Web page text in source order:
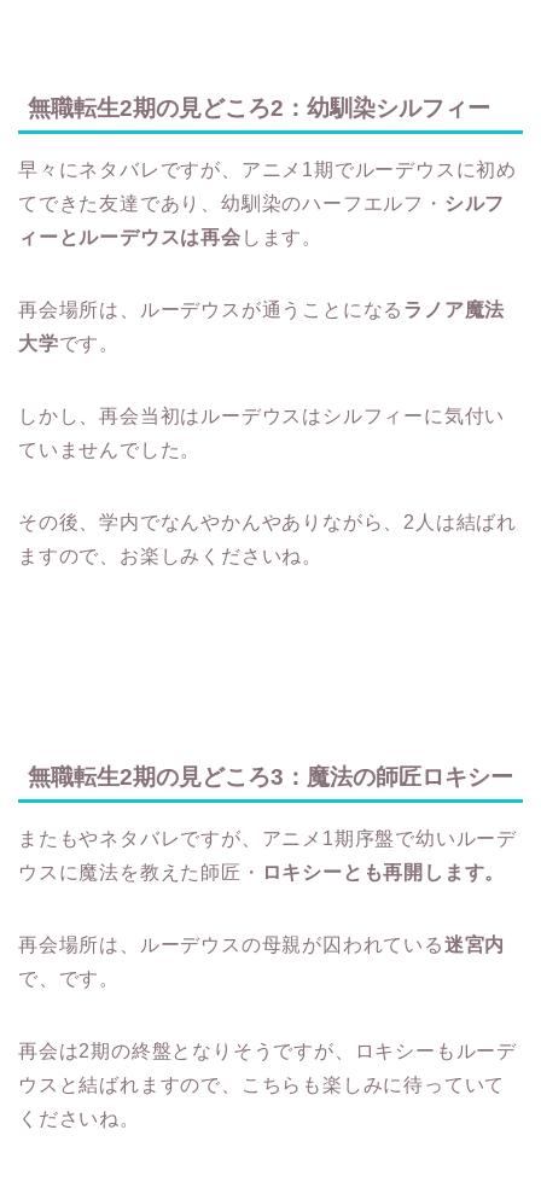
無職転生2期の見どころ2：幼馴染シルフィー
早々にネタバレですが、アニメ1期でルーデウスに初め
てできた友達であり、幼馴染のハーフエルフ・ シルフ
ィーとルーデウスは再会 します。
再会場所は、ルーデウスが通うことになる ラノア魔法
大学です。
しかし、再会当初はルーデウスはシルフィーに気付い
ていませんでした。
その後、学内でなんやかんやありながら、2人は結ばれ
ますので、お楽しみくださいね。
無職転生2期の見どころ3：魔法の師匠ロキシー
またもやネタバレですが、アニメ1期序盤で幼いルーデ
ウスに魔法を教えた師匠・ ロキシーとも再開します。
再会場所は、ルーデウスの母親が囚われている迷宮内
で、です。
再会は2期の終盤となりそうですが、ロキシーもルーデ
ウスと結ばれますので、こちらも楽しみに待っていて
くださいね。